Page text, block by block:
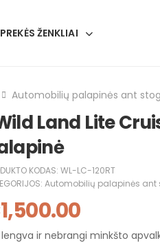
PREKĖS ŽENKLIAI
Automobilių palapinės ant
Land Lite
KODAS:WL-LC-120RT
Automobilių palapinės ant
1,500.00
ir nebrangi minkšto